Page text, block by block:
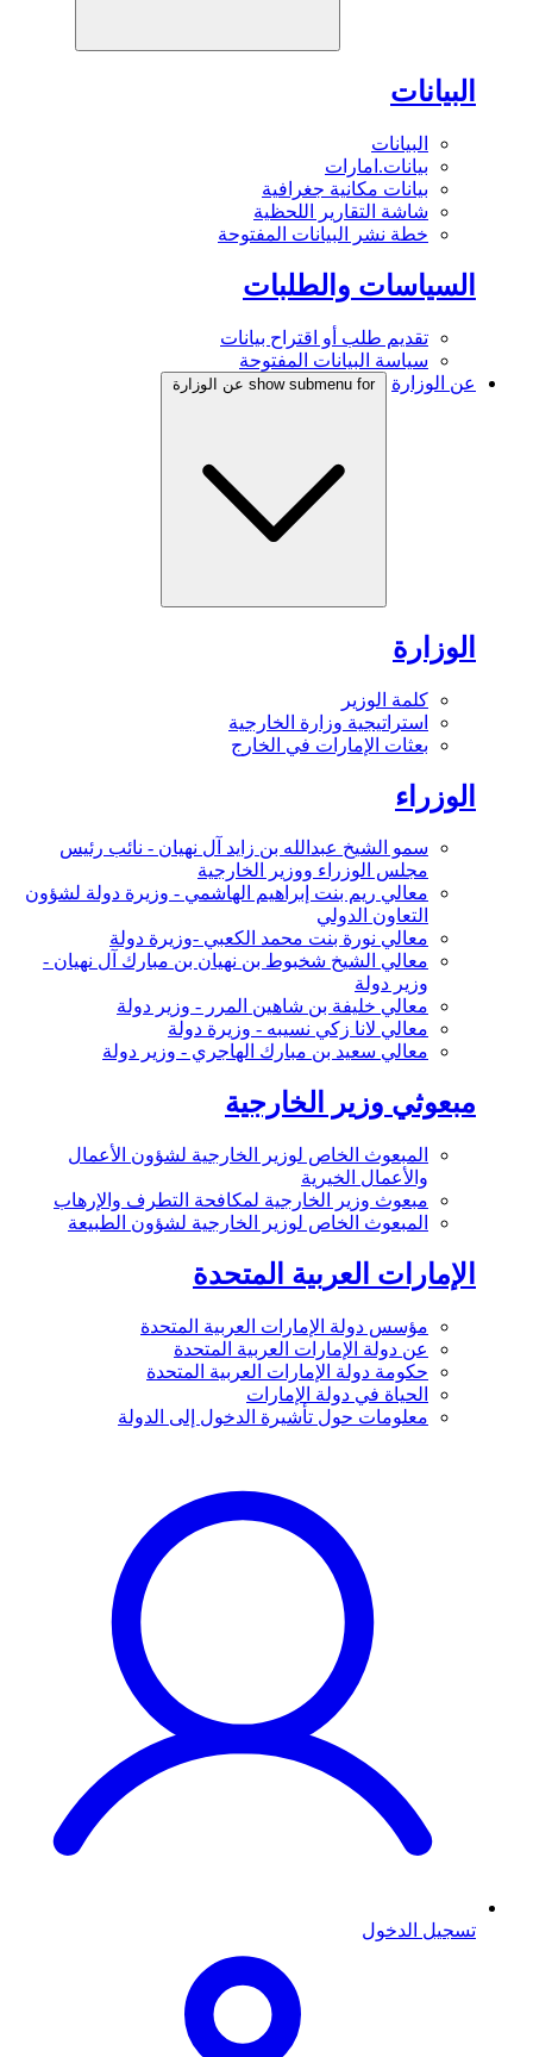
البيانات
البيانات
بيانات.امارات
بيانات مكانية جغرافية
شاشة التقارير اللحظية
خطة نشر البيانات المفتوحة
السياسات والطلبات
تقديم طلب أو اقتراح بيانات
سياسة البيانات المفتوحة
عن الوزارة
show submenu for عن الوزارة
الوزارة
كلمة الوزير
استراتيجية وزارة الخارجية
بعثات الإمارات في الخارج
الوزراء
سمو الشيخ عبدالله بن زايد آل نهيان - نائب رئيس
مجلس الوزراء ووزير الخارجية
معالي ريم بنت إبراهيم الهاشمي - وزيرة دولة لشؤون
التعاون الدولي
معالي نورة بنت محمد الكعبي -وزيرة دولة
معالي الشيخ شخبوط بن نهيان بن مبارك آل نهيان -
وزير دولة
معالي خليفة بن شاهين المرر - وزير دولة
معالي لانا زكي نسيبه - وزيرة دولة
معالي سعيد بن مبارك الهاجري - وزير دولة
مبعوثي وزير الخارجية
المبعوث الخاص لوزير الخارجية لشؤون الأعمال
والأعمال الخيرية
مبعوث وزير الخارجية لمكافحة التطرف والإرهاب
المبعوث الخاص لوزير الخارجية لشؤون الطبيعة
الإمارات العربية المتحدة
مؤسس دولة الإمارات العربية المتحدة
عن دولة الإمارات العربية المتحدة
حكومة دولة الإمارات العربية المتحدة
الحياة في دولة الإمارات
معلومات حول تأشيرة الدخول إلى الدولة
تسجيل الدخول